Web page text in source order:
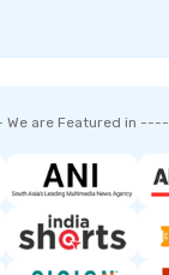
are Featured in ----